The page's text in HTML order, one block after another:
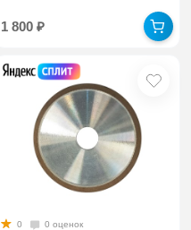
1 800₽
0
0 оценок